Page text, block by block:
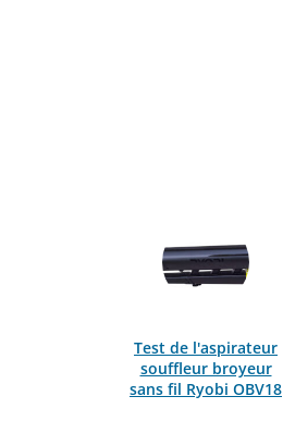
Test de l'aspirateur
souffleur broyeur
sans fil Ryobi OBV18